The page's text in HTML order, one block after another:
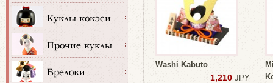
Washi Kabuto
1,210 JPY